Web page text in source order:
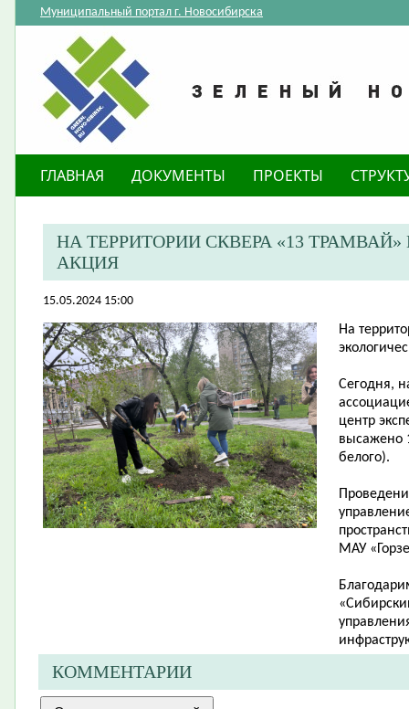
Муниципальный портал г. Новосибирска
ГЛАВНАЯ ДОКУМЕНТЫ ПРОЕКТЫ
​НА ТЕРРИТОРИИ СКВЕРА «13
АКЦИЯ
15.05.2024 15:00
​На
Сегодня,
центр
высажено
белого).
МАУ
КОММЕНТАРИИ